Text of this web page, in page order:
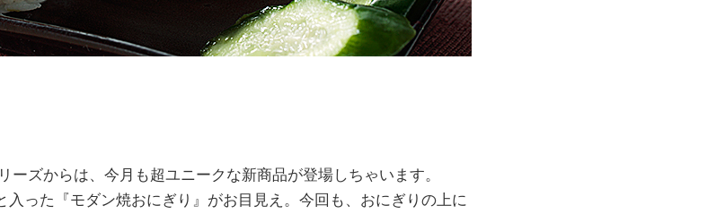
ズからは、今月も超ユニークな新商品が登場しちゃいます。
った『モダン焼おにぎり』がお目見え。今回も、おにぎりの上に